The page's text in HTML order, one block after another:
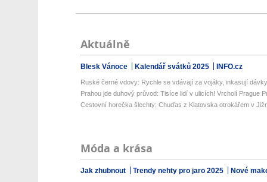
Aktuálně
Blesk Vánoce Kalendář svátků 2025 INFO.cz
Ruské černé vdovy: Rychle se vdávají za vojáky, inkasují
Prahou jde duhový průvod: Tisíce lidí v ulicích! Vrcholí Prague
Cestovní horečka šlechty: Chuďas z Klatovska otrokářem v
Móda a krása
Jak zhubnout Trendy nehty pro jaro 2025 Nové